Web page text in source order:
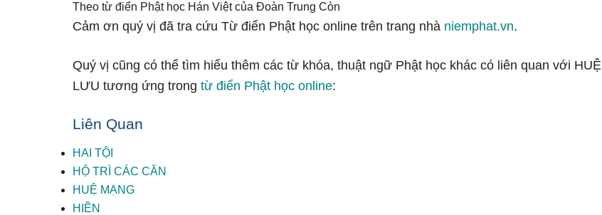
Theo từ điển Phật học Hán Việt của Đoàn Trung Còn
Cảm ơn quý vị đã tra cứu Từ điển Phật học online trên trang nhà niemphat.vn.
Quý vị cũng có thể tìm hiểu thêm các từ khóa, thuật ngữ Phật học khác có liên quan với HUỆ
LƯU tương ứng trong từ điển Phật học online:
Liên Quan
HAI TỘI
HỘ TRÌ CÁC CĂN
HUỆ MẠNG
HIỀN